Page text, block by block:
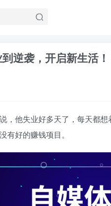
逆袭，开启新生活！
，他失业好多天了，每天都
有好的赚钱项目。